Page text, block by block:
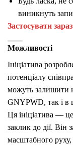
виникнуть
Застосувати зараз
Можливості
Ініціатива
потенціалу
можуть залишити
GNYPWD, так і в
Ця ініціатива —
заклик до дії. Він
масштабного